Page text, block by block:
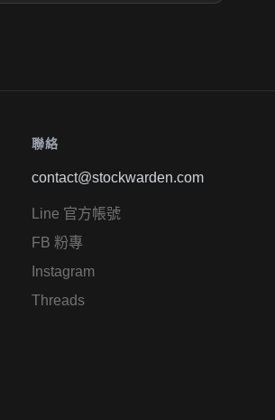
聯絡
contact@stockwarden.com
Line 官方帳號
FB 粉專
Instagram
Threads